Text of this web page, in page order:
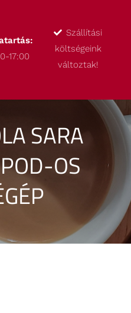
17:00
Szállítási
költségeink
változtak!
SARA
OS